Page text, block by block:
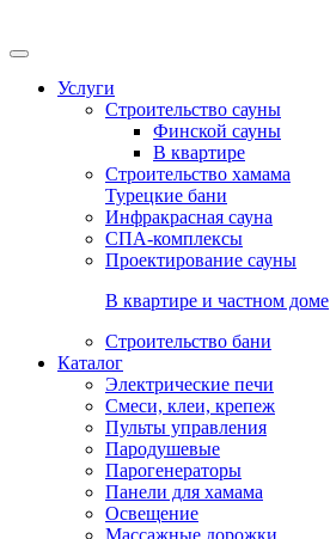
Услуги
Строительство сауны
Финской сауны
В квартире
Строительство хамама
Турецкие бани
Инфракрасная сауна
СПА-комплексы
Проектирование сауны
В квартире и частном доме
Строительство бани
Каталог
Электрические печи
Смеси, клеи, крепеж
Пульты управления
Пародушевые
Парогенераторы
Панели для хамама
Освещение
Массажные дорожки